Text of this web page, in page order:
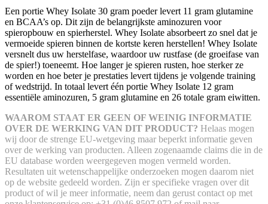
Een portie Whey Isolate 30 gram poeder levert 11 gram glutamine
en BCAA’s op. Dit zijn de belangrijkste aminozuren voor
spieropbouw en spierherstel. Whey Isolate absorbeert zo snel dat je
vermoeide spieren binnen de kortste keren herstellen! Whey Isolate
versnelt dus uw herstelfase, waardoor uw rustfase (de groeifase van
de spier!) toeneemt. Hoe langer je spieren rusten, hoe sterker ze
worden en hoe beter je prestaties levert tijdens je volgende training
of wedstrijd. In totaal levert één portie Whey Isolate 12 gram
essentiële aminozuren, 5 gram glutamine en 26 totale gram eiwitten.
WAAROM STAAT ER GEEN OF WEINIG INFORMATIE
OVER DE WERKING VAN DIT PRODUCT? Helaas mogen
wij door de strenge EU-wetgeving maar beperkt informatie geven
over de werking van producten. Alleen zogenaamde claims die in de
EU database worden weergegeven mogen vermeld worden.
Resultaten uit wetenschappelijke onderzoeken mogen daarom niet
op de website gedeeld worden. Zijn er specifieke vragen over dit
product of wil je meer informatie, neem dan gerust contact op met